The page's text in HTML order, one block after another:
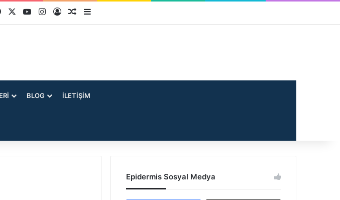
Facebook YouTubeInstagramKayıt OlRastgele Makale
BLOG İLETIŞIM
Epidermis Sosyal Medya